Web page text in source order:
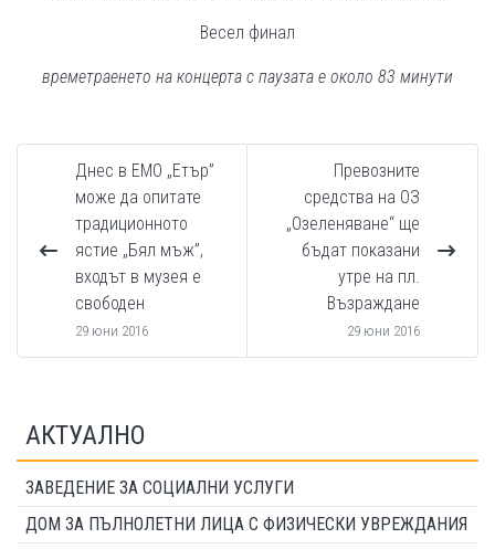
Весел финал
времетраенето на концерта с паузата е около 83 минути
Днес в ЕМО „Етър”
може да опитате
традиционното
ястие „Бял мъж”,
входът в музея е
свободен
29 юни 2016
Превозните
средства на ОЗ
„Озеленяване“ ще
бъдат показани
утре на пл.
Възраждане
29 юни 2016
АКТУАЛНО
ЗАВЕДЕНИЕ ЗА СОЦИАЛНИ УСЛУГИ
ДОМ ЗА ПЪЛНОЛЕТНИ ЛИЦА С ФИЗИЧЕСКИ УВРЕЖДАНИЯ